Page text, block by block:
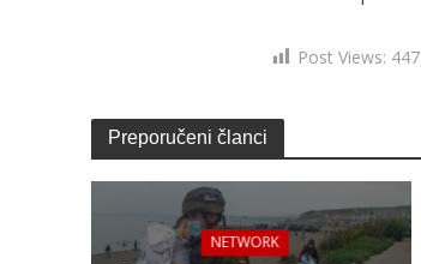
Post Views: 447
Preporučeni članci
NETWORK